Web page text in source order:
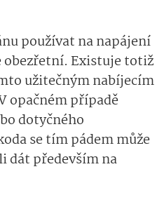
používat na napájení
Existuje totiž
užitečným nabíjecím
opačném případě
dotyčného
se tím pádem může
dát především na